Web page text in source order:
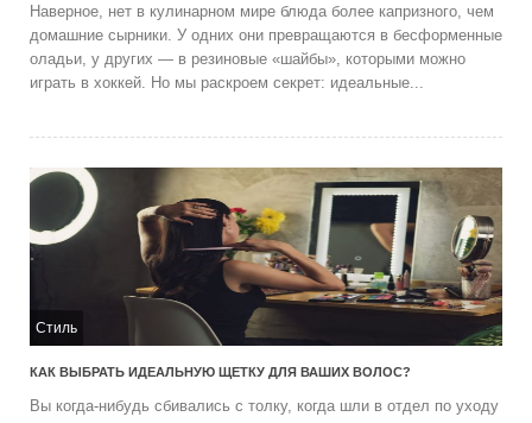
Наверное, нет в кулинарном мире блюда более капризного, чем
домашние сырники. У одних они превращаются в бесформенные
оладьи, у других — в резиновые «шайбы», которыми можно
играть в хоккей. Но мы раскроем секрет: идеальные...
Стиль
КАК ВЫБРАТЬ ИДЕАЛЬНУЮ ЩЕТКУ ДЛЯ ВАШИХ ВОЛОС?
Вы когда-нибудь сбивались с толку, когда шли в отдел по уходу